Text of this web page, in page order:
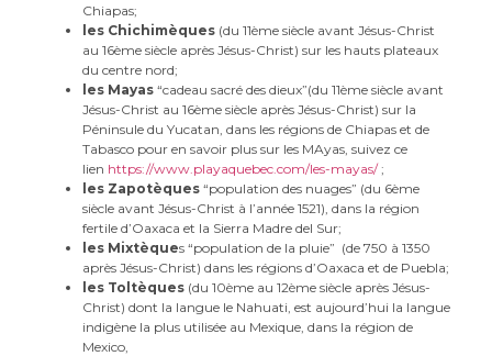
Chiapas;
les Chichimèques (du 11ème siècle avant Jésus-Christ
au 16ème siècle après Jésus-Christ) sur les hauts plateaux
du centre nord;
les Mayas “cadeau sacré des dieux”(du 11ème siècle avant
Jésus-Christ au 16ème siècle après Jésus-Christ) sur la
Péninsule du Yucatan, dans les régions de Chiapas et de
Tabasco pour en savoir plus sur les MAyas, suivez ce
lien https://www.playaquebec.com/les-mayas/;
les Zapotèques “population des nuages” (du 6ème
siècle avant Jésus-Christ à l’année 1521), dans la région
fertile d’Oaxaca et la Sierra Madre del Sur;
les Mixtèques “population de la pluie” (de 750 à 1350
après Jésus-Christ) dans les régions d’Oaxaca et de Puebla;
les Toltèques (du 10ème au 12ème siècle après Jésus-
Christ) dont la langue le Nahuati, est aujourd’hui la langue
indigène la plus utilisée au Mexique, dans la région de
Mexico,